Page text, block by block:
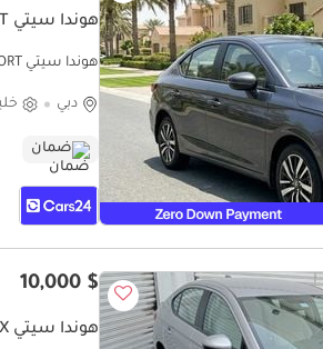
هوندا سيتي LX SPORT
دبي
ضمان
$ 10,000
هوندا سيتي DX